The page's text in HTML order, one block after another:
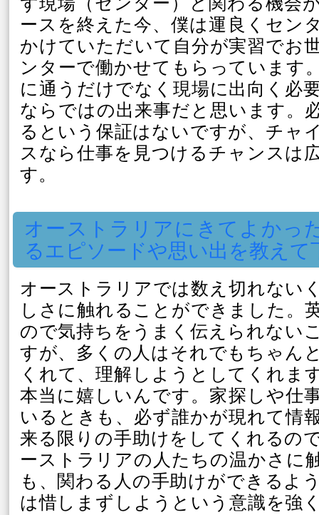
ースを終えた今、僕は運良くセン
かけていただいて自分が実習でお
ンターで働かせてもらっています
に通うだけでなく現場に出向く必
ならではの出来事だと思います。
るという保証はないですが、チャ
スなら仕事を見つけるチャンスは
す。
オーストラリアにきてよかっ
るエピソードや思い出を教えて
オーストラリアでは数え切れない
しさに触れることができました。
ので気持ちをうまく伝えられない
すが、多くの人はそれでもちゃん
くれて、理解しようとしてくれま
本当に嬉しいんです。家探しや仕
いるときも、必ず誰かが現れて情
来る限りの手助けをしてくれるの
ーストラリアの人たちの温かさに
も、関わる人の手助けができるよ
は惜しまずしようという意識を強